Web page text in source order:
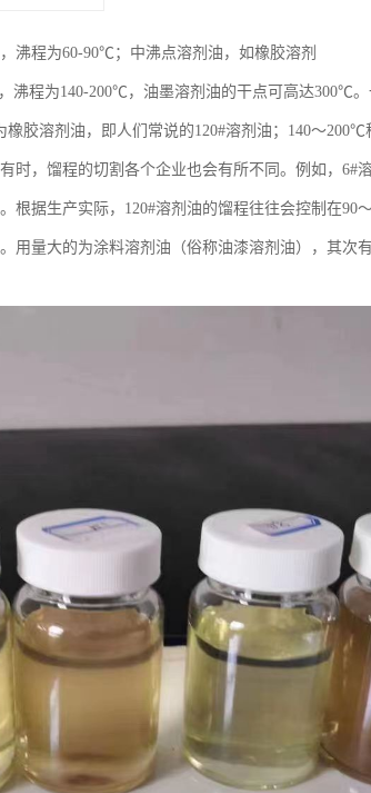
沸程为60-90℃；中沸点溶剂油，如橡胶溶剂
沸程为140-200℃，油墨溶剂油的干点可高达300℃
胶溶剂油，即人们常说的120#溶剂油；140～200℃
时，馏程的切割各个企业也会有所不同。例如，6#
据生产实际，120#溶剂油的馏程往往会控制在90
用量大的为涂料溶剂油（俗称油漆溶剂油），其次